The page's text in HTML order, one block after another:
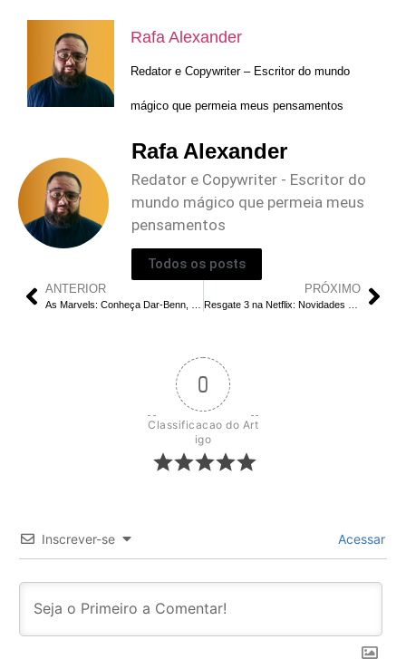
Rafa Alexander
Redator e Copywriter – Escritor do mundo
mágico que permeia meus pensamentos
Rafa Alexander
Redator e Copywriter - Escritor do
mundo mágico que permeia meus
pensamentos
Todos os posts
ANTERIOR PRÓXIMO
0
Classificacao do Art
igo
Inscrever-se Acessar